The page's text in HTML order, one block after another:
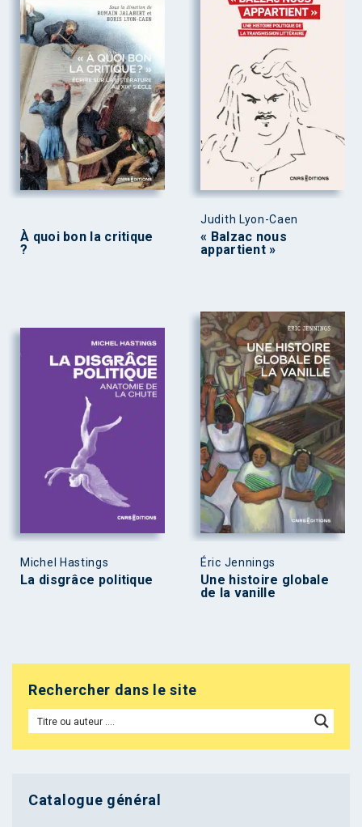
À quoi bon la critique
?
Judith Lyon-Caen
« Balzac nous
appartient »
Michel Hastings
La disgrâce politique
Éric Jennings
Une histoire globale
de la vanille
Rechercher dans le site
Catalogue général